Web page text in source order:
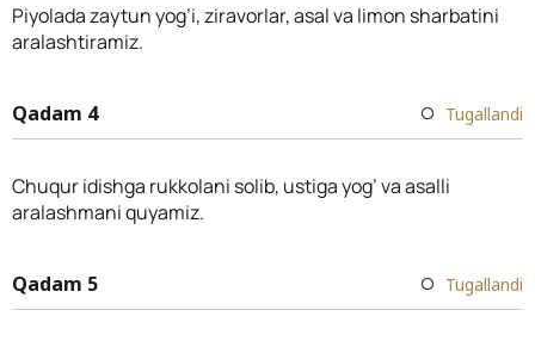
Piyolada zaytun yog’i, ziravorlar, asal va limon sharbatini
aralashtiramiz.
Qadam 4 Tugallandi
Chuqur idishga rukkolani solib, ustiga yog’ va asalli
aralashmani quyamiz.
Qadam 5 Tugallandi